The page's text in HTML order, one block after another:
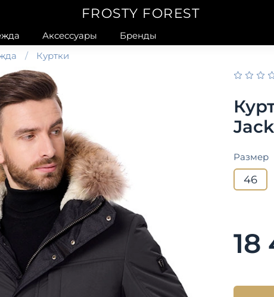
FROSTY FOREST
Аксессуары
Бренды
Куртки
Jack
Размер
46
18